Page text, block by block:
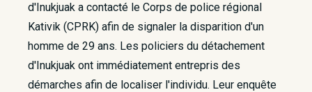
d'Inukjuak a contacté le Corps de police régional
Kativik (CPRK) afin de signaler la disparition d'un
homme de 29 ans. Les policiers du détachement
d'Inukjuak ont immédiatement entrepris des
démarches afin de localiser l'individu. Leur enquête